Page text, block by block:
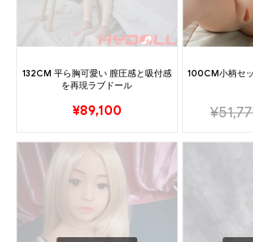
132CM 平ら胸可愛い 膣圧感と吸付感
を再現ラブドール
¥89,100
100CM小柄セ
¥